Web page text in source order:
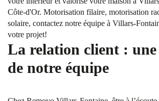
Côte-d'Or. Motorisation filaire, motorisation
solaire, contactez notre équipe à Villars-
votre projet!
La relation client :
de notre équipe